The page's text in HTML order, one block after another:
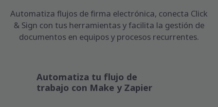
Automatiza flujos de firma electrónica, conecta Click
& Sign con tus herramientas y facilita la gestión de
documentos en equipos y procesos recurrentes.
Automatiza tu flujo de
trabajo con Make y Zapier